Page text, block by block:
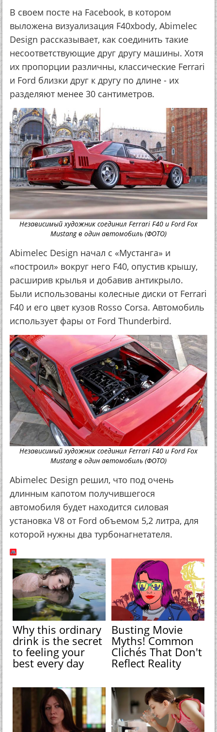
В своем посте на Facebook, в котором
выложена визуализация F40xbody, Abimelec
Design рассказывает, как соединить такие
несоответствующие друг другу машины. Хотя
их пропорции различны, классические Ferrari
и Ford близки друг к другу по длине - их
разделяют менее 30 сантиметров.
Независимый художник соединил Ferrari F40 и Ford Fox
Mustang в один автомобиль (ФОТО)
Abimelec Design начал с «Мустанга» и
«построил» вокруг него F40, опустив крышу,
расширив крылья и добавив антикрыло.
Были использованы колесные диски от Ferrari
F40 и его цвет кузов Rosso Corsa. Автомобиль
использует фары от Ford Thunderbird.
Независимый художник соединил Ferrari F40 и Ford Fox
Mustang в один автомобиль (ФОТО)
Abimelec Design решил, что под очень
длинным капотом получившегося
автомобиля будет находится силовая
установка V8 от Ford объемом 5,2 литра, для
которой нужны два турбонагнетателя.
Why this ordinary
drink is the secret
to feeling your
best every day
Busting Movie
Myths! Common
Clichés That Don't
Reflect Reality